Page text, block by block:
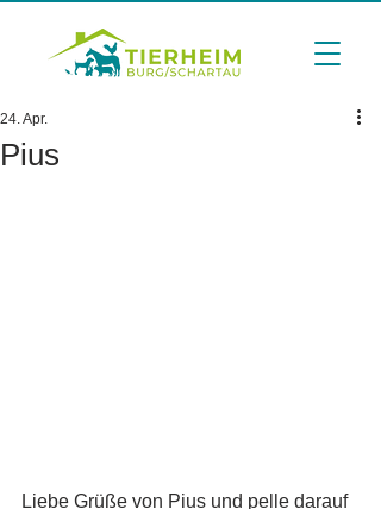
Pius
24. Apr.
Liebe Grüße von Pius und pelle darauf